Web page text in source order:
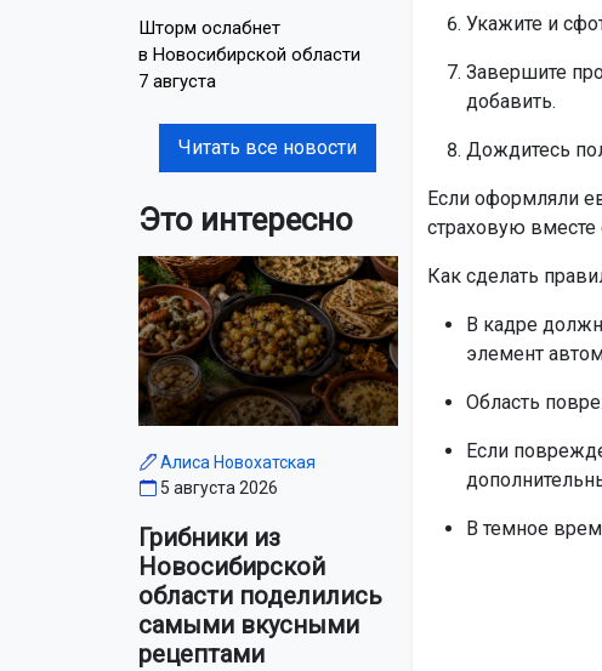
Шторм ослабнет
в Новосибирской области
7 августа
Читать все новости
Это интересно
Алиса Новохатская
5 августа 2026
Грибники из
Новосибирской
области поделились
самыми вкусными
рецептами
Укажите и
Завершите
добавить.
Дождитесь
Если оформляли
страховую
Как сделать
В кадре
элемент
Область
Если
В темное